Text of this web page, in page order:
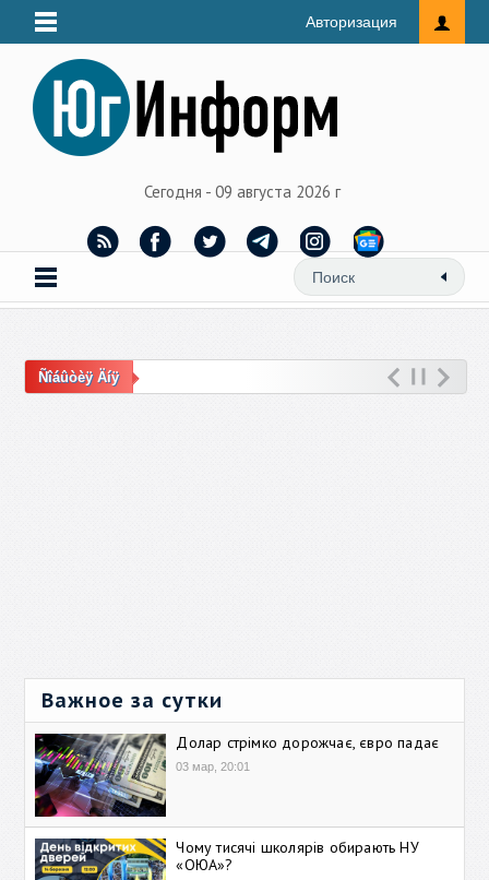
Авторизация
Сегодня - 09 августа 2026 г
Ñîáûòèÿ Äíÿ
Важное за сутки
Долар стрімко дорожчає, євро падає
03 мар, 20:01
Чому тисячі школярів обирають НУ
«ОЮА»?